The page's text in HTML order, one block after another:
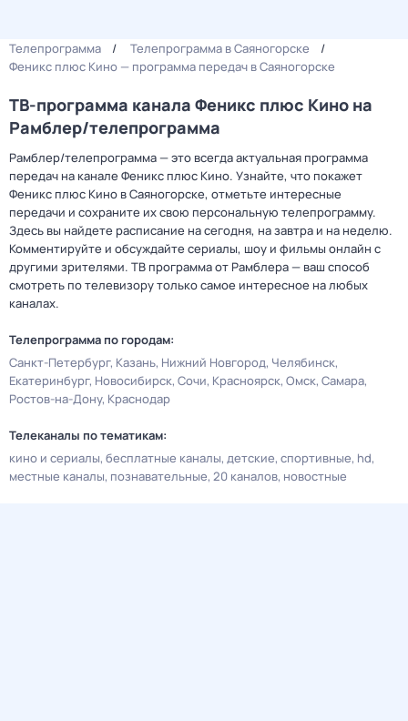
Телепрограмма
Телепрограмма в Саяногорске
Феникс плюс Кино — программа передач в Саяногорске
ТВ-программа канала Феникс плюс Кино на
Рамблер/телепрограмма
Рамблер/телепрограмма — это всегда актуальная программа
передач на канале Феникс плюс Кино. Узнайте, что покажет
Феникс плюс Кино в Саяногорске, отметьте интересные
передачи и сохраните их свою персональную телепрограмму.
Здесь вы найдете расписание на сегодня, на завтра и на неделю.
Комментируйте и обсуждайте сериалы, шоу и фильмы онлайн с
другими зрителями. ТВ программа от Рамблера — ваш способ
смотреть по телевизору только самое интересное на любых
каналах.
Телепрограмма по городам:
Санкт-Петербург Казань Нижний Новгород Челябинск
Екатеринбург Новосибирск Сочи Красноярск Омск Самара
Ростов-на-Дону Краснодар
Телеканалы по тематикам:
кино и сериалы бесплатные каналы детские спортивные hd
местные каналы познавательные 20 каналов новостные